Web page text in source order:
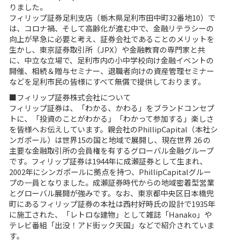
りました。
フィリップ証券足利支店（栃木県足利市田中町32番地10）で
は、コロナ禍、そして高齢化が進む中で、金融リテラシーの
向上が早急に必要と考え、証券会社であることのメリットを
生かし、東京証券取引所（JPX）や金融教育の専門家と共
に、中立な立場で、足利市内の小中学校向け金融イベントの
開催、相続＆贈与セミナー、退職者向けの資産管理セミナー
などを足利市民の皆様にすべて無償で提供しております。
■フィリップ証券株式会社について
フィリップ証券は、「わかる、かわる」をブランドコンセプ
トに、「投資のことがわかる」「わかって参加する」楽しさ
を皆様へお伝えしています。親会社のPhillipCapital（本社シ
ンガポール）は世界15の国と地域で展開し、現在世界 26 の
主要な金融取引所の会員権を有するグローバル金融グループ
です。フィリップ証券は1944年に成瀬証券として生まれ、
2002年にシンガポールに拠点を持つ、PhillipCapitalグルー
プの一員となりました。成瀬証券時代からの地域密着型営業
とグローバル展開が強みです。なお、東京都中央区日本橋兜
町にあるフィリップ証券の本社は西村好時氏の設計で1935年
に施工された、「レトロな建物」として雑誌「Hanako」や
テレビ番組「出没！アド街ック天国」などで紹介されていま
す。